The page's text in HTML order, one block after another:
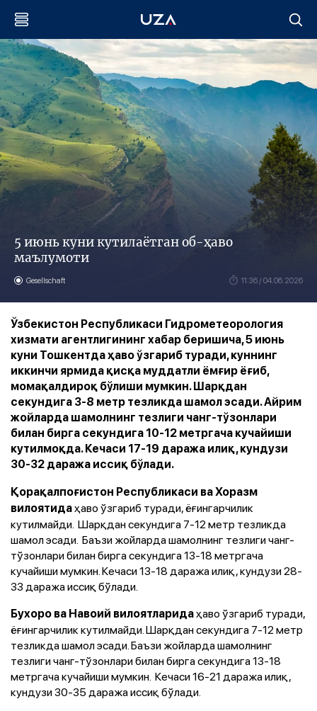
5 июнь куни кутилаётган об-ҳаво
маълумоти
Gesellschaft 11:36 / 04.06.2026
Ўзбекистон Республикаси Гидрометеорология
хизмати агентлигининг хабар беришича, 5 июнь
куни Тошкентда ҳаво ўзгариб туради, куннинг
иккинчи ярмида қисқа муддатли ёмғир ёғиб,
момақалдироқ бўлиши мумкин. Шарқдан
секундига 3-8 метр тезликда шамол эсади. Айрим
жойларда шамолнинг тезлиги чанг-тўзонлари
билан бирга секундига 10-12 метргача кучайиши
кутилмоқда. Кечаси 17-19 даража илиқ, кундузи
30-32 даража иссиқ бўлади.
Қорақалпоғистон Республикаси ва Хоразм
вилоятидаҳаво ўзгариб туради, ёғингарчилик
кутилмайди. Шарқдан секундига 7-12 метр тезликда
шамол эсади. Баъзи жойларда шамолнинг тезлиги чанг-
тўзонлари билан бирга секундига 13-18 метргача
кучайиши мумкин. Кечаси 13-18 даража илиқ, кундузи 28-
33 даража иссиқ бўлади.
Бухоро ва Навоий вилоятларидаҳаво ўзгариб туради,
ёғингарчилик кутилмайди. Шарқдан секундига 7-12 метр
тезликда шамол эсади. Баъзи жойларда шамолнинг
тезлиги чанг-тўзонлари билан бирга секундига 13-18
метргача кучайиши мумкин. Кечаси 16-21 даража илиқ,
кундузи 30-35 даража иссиқ бўлади.